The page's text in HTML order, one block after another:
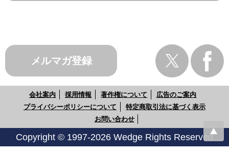
メルマガ登録
会社案内 採用情報 著作権について
広告のご案内
プライバシーポリシーについて
特定商取引法に基づく表示
お問い合わせ
Copyright © 1997-2026 Wedge Rights Reserved